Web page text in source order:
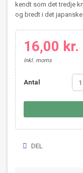
kendt som det tredje
og bredt i det
16,00 kr.
Inkl. moms
Antal
DEL